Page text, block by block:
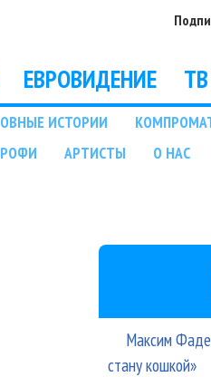
ЕВРОВИДЕНИЕ
ИСТОРИИ
АРТИСТЫ О НАС
Максим
стану кошкой»